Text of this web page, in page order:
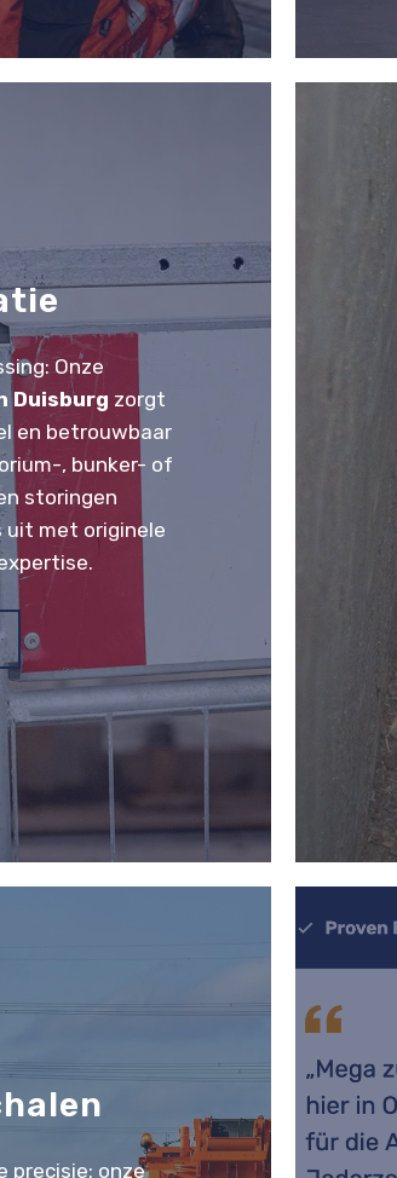
Onze
Duisburg zorgt
en betrouwbaar
, bunker- of
storingen
uit met originele
precisie: onze